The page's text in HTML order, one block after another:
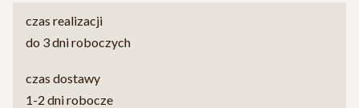
czas realizacji
do 3 dni roboczych
czas dostawy
1-2 dni robocze